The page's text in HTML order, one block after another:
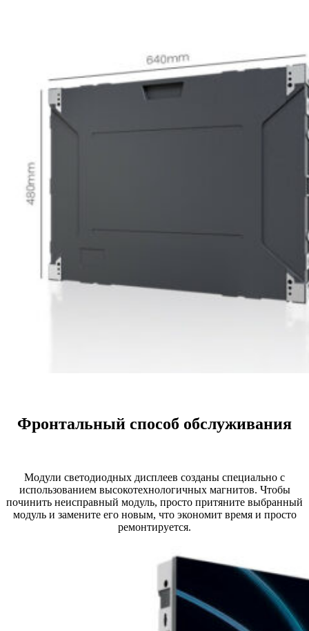
Фронтальный способ обслуживания
Модули светодиодных дисплеев созданы специально с
использованием высокотехнологичных магнитов. Чтобы
починить неисправный модуль, просто притяните выбранный
модуль и замените его новым, что экономит время и просто
ремонтируется.